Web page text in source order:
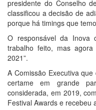
presidente do Conselho
classificou a decisão de
porque há timings que
O responsável da Inova
trabalho feito, mas
2021”.
A Comissão Executiva
certame em grande
considerada, em 2019,
Festival Awards e recebeu